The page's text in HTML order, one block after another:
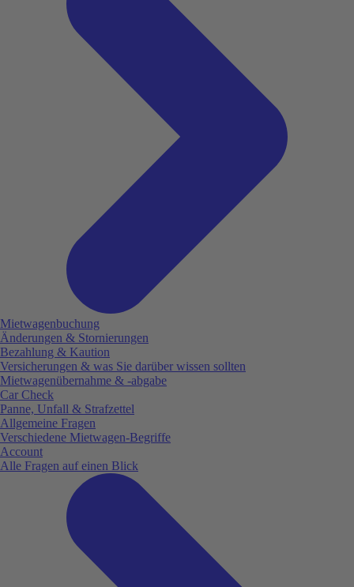
Mietwagenbuchung
Änderungen & Stornierungen
Bezahlung & Kaution
Versicherungen & was Sie darüber wissen sollten
Mietwagenübernahme & -abgabe
Car Check
Panne, Unfall & Strafzettel
Allgemeine Fragen
Verschiedene Mietwagen-Begriffe
Account
Alle Fragen auf einen Blick